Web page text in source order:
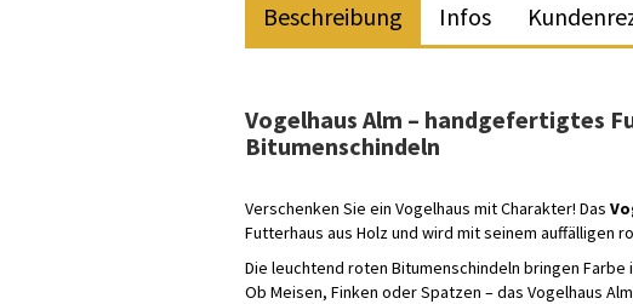
Beschreibung Infos
Vogelhaus Alm – handgefertigtes
Bitumenschindeln
Verschenken Sie ein Vogelhaus mit Charakter! Das
Futterhaus aus Holz und wird mit seinem auffälligen
Die leuchtend roten Bitumenschindeln bringen
Ob Meisen, Finken oder Spatzen – das Vogelhaus